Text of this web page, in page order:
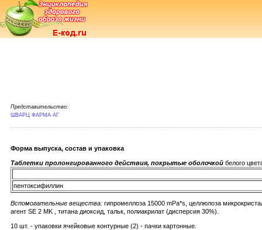
Представительство:
ШВАРЦ ФАРМА АГ
Форма выпуска, состав и упаковка
Таблетки пролонгированного действия, покрытые оболочкой белого
пентоксифиллин
Вспомогательные вещества: гипромеллоза 15000 mPa*s, целлюлоза
агент SE 2 MK , титана диоксид, тальк, полиакрилат (дисперсия 30%).
10 шт. - упаковки ячейковые контурные (2) - пачки картонные.